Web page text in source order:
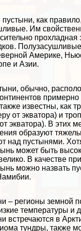
как
Им
Америке,
и Азии.
обычно,
примерно
известны, как
от экватора) и
экватора). В этих
образуют
над пустынями.
может быть
В качестве
можно назвать
– регионы земной
температуры и
встречаются в
тундры, также